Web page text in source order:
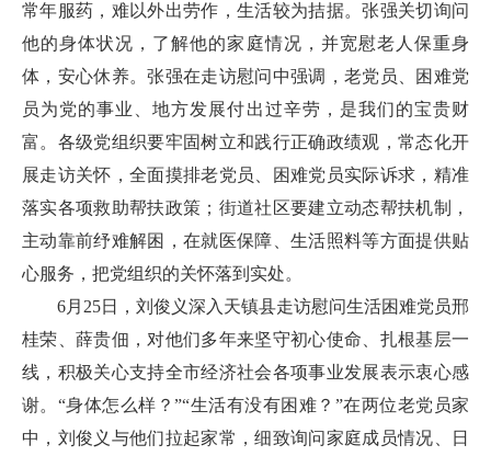
常年服药，难以外出劳作，生活较为拮据。张强关切询问
他的身体状况，了解他的家庭情况，并宽慰老人保重身
体，安心休养。张强在走访慰问中强调，老党员、困难党
员为党的事业、地方发展付出过辛劳，是我们的宝贵财
富。各级党组织要牢固树立和践行正确政绩观，常态化开
展走访关怀，全面摸排老党员、困难党员实际诉求，精准
落实各项救助帮扶政策；街道社区要建立动态帮扶机制，
主动靠前纾难解困，在就医保障、生活照料等方面提供贴
心服务，把党组织的关怀落到实处。
6月25日，刘俊义深入天镇县走访慰问生活困难党员邢
桂荣、薛贵佃，对他们多年来坚守初心使命、扎根基层一
线，积极关心支持全市经济社会各项事业发展表示衷心感
谢。“身体怎么样？”“生活有没有困难？”在两位老党员家
中，刘俊义与他们拉起家常，细致询问家庭成员情况、日